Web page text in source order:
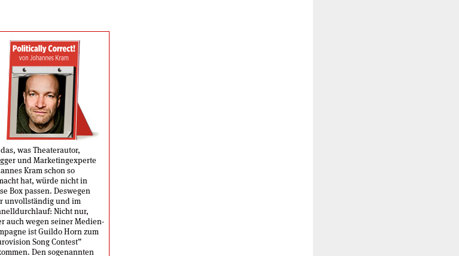
was Theaterautor,
und Marketingexperte
Kram schon so
hat, würde nicht in
Box passen. Deswegen
unvollständig und im
Nicht nur,
auch wegen seiner Medien-
ist Guildo Horn zum
Song Contest”
Den sogenannten